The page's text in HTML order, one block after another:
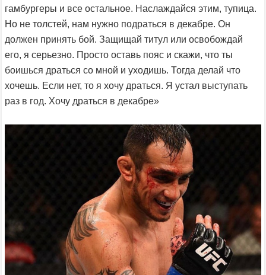
гамбургеры и все остальное. Наслаждайся этим, тупица.
Но не толстей, нам нужно подраться в декабре. Он
должен принять бой. Защищай титул или освобождай
его, я серьезно. Просто оставь пояс и скажи, что ты
боишься драться со мной и уходишь. Тогда делай что
хочешь. Если нет, то я хочу драться. Я устал выступать
раз в год. Хочу драться в декабре»